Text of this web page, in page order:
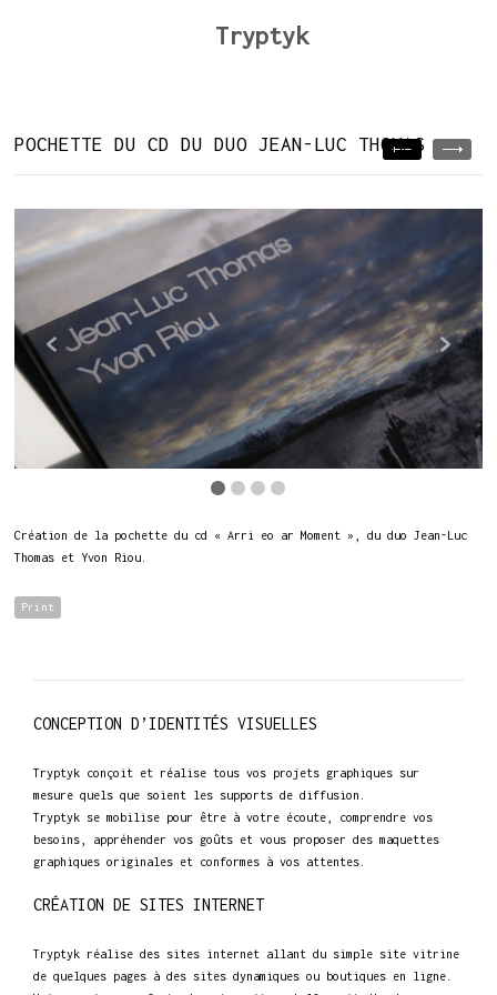
Tryptyk
POCHETTE DU CD DU DUO JEAN-LUC THOMAS
Création de la pochette du cd « Arri eo ar Moment », du duo Jean-Luc
Thomas et Yvon Riou.
Print
CONCEPTION D’IDENTITÉS VISUELLES
Tryptyk conçoit et réalise tous vos projets graphiques sur
mesure quels que soient les supports de diffusion.
Tryptyk se mobilise pour être à votre écoute, comprendre vos
besoins, appréhender vos goûts et vous proposer des maquettes
graphiques originales et conformes à vos attentes.
CRÉATION DE SITES INTERNET
Tryptyk réalise des sites internet allant du simple site vitrine
de quelques pages à des sites dynamiques ou boutiques en ligne.